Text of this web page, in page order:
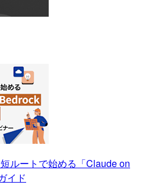
ルートで始める「Claude on
イド